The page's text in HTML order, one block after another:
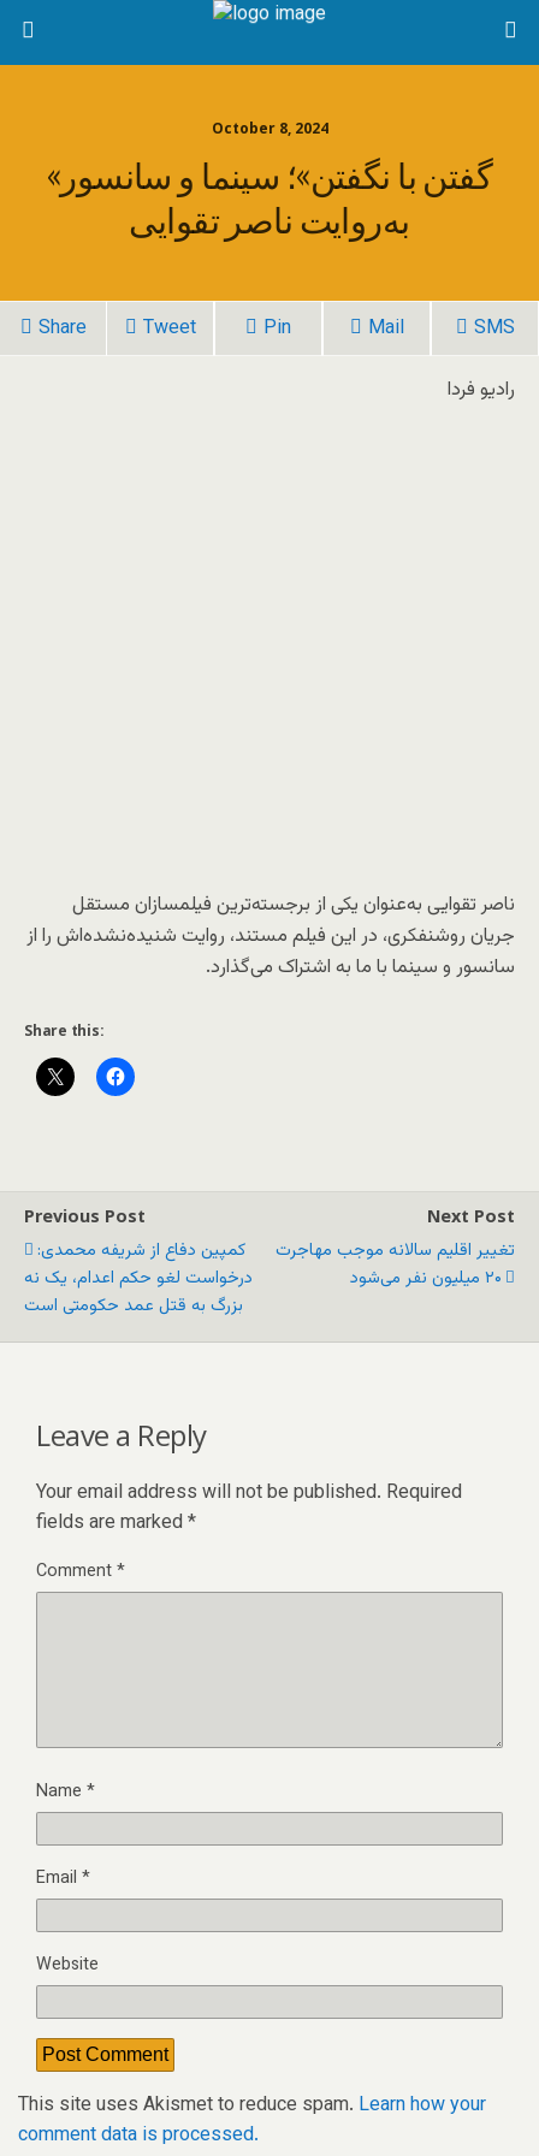
October 8, 2024
«گفتن با نگفتن»؛ سینما و سانسور
به‌روایت ناصر تقوایی
Share Tweet Pin Mail SMS
رادیو فردا
ناصر تقوایی به‌عنوان یکی از برجسته‌ترین فیلمسازان مستقل
جریان روشنفکری، در این فیلم مستند، روایت شنیده‌نشده‌اش را از
سانسور و سینما با ما به اشتراک می‌گذارد.
Share this:
Previous Post
کمپین دفاع از شریفه محمدی:
درخواست لغو حکم اعدام، یک نه
بزرگ به قتل عمد حکومتی است
Next Post
تغییر اقلیم سالانه موجب مهاجرت
۲۰ میلیون نفر می‌شود
Leave a Reply
Your email address will not be published. Required
fields are marked *
Comment*
Name *
Email *
Website
This site uses Akismet to reduce spam. Learn how your
comment data is processed.